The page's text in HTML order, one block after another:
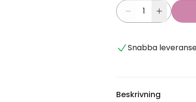
Snabba
Beskrivning